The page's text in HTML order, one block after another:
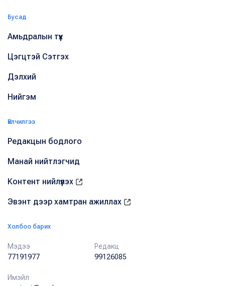
Бусад
Амьдралын түүх
Цэгцтэй Сэтгэх
Дэлхий
Нийгэм
Үйлчилгээ
Редакцын бодлого
Манай нийтлэгчид
Контент нийлүүлэх
Эвэнт дээр хамтран ажиллах
Холбоо барих
Мэдээ
77191977
Редакц
99126085
Имэйл